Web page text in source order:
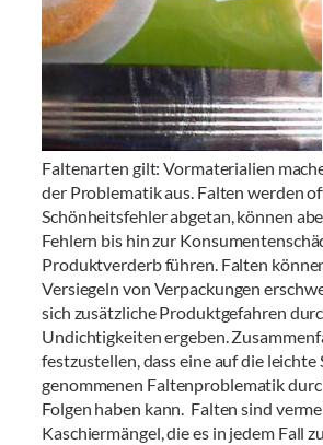
Faltenarten gilt: Vormaterialien
der Problematik aus. Falten werden
Schönheitsfehler abgetan, können
Fehlern bis hin zur
Produktverderb führen. Falten
Versiegeln von Verpackungen
sich zusätzliche Produktgefahren
Undichtigkeiten ergeben.
festzustellen, dass eine auf die leichte
genommenen Faltenproblematik
Folgen haben kann. Falten sind
Kaschiermängel, die es in jedem Fall